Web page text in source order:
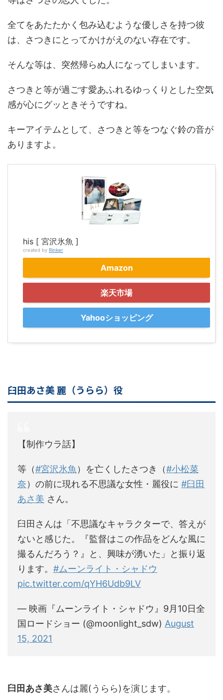
全てをあたたかく包み込むような優しさを持つ彼
は、さつきにとってかけがえのない存在です。
そんな等は、突然帰らぬ人になってしまいます。
さつきと等が過ごす愛あふれるゆっくりとした空気
感が心にグッときそうですね。
キーアイテムとして、さつきと等をつなぐ鈴の音が
ありますよ。
his [ 宮沢氷魚 ]
created by Rinker
Amazon
楽天市場
Yahooショッピング
臼田あさ美 麗（うらら）役
【制作ウラ話】
等（#宮沢氷魚 ）を亡くしたさつき（#小松菜
奈）の前に現れる不思議な女性・麗役に #臼田
あさ美 さん。
臼田さんは「不思議なキャラクターで、答えが
ないと感じた。『監督はこの作品をどんな風に
撮るんだろう？』と、興味が湧いた」と振り返
ります。 #ムーンライト・シャドウ
pic.twitter.com/qYH6Udb9LV
— 映画『ムーンライト・シャドウ』9月10日全
国ロードショー (@moonlight_sdw) August
15, 2021
臼田あさ美さんは麗(うらら)を演じます。